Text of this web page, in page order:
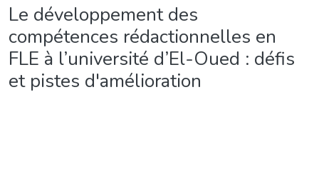
Le développement des
compétences rédactionnelles en
FLE à l’université d’El-Oued : défis
et pistes d'amélioration